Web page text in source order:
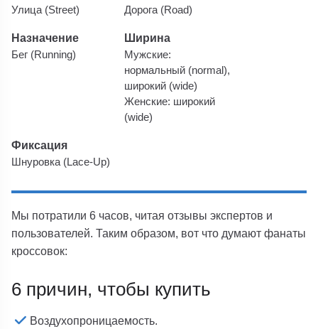
Улица (Street) Дорога (Road)
Назначение
Бег (Running)
Ширина
Мужские:
нормальный (normal),
широкий (wide)
Женские: широкий
(wide)
Фиксация
Шнуровка (Lace-Up)
Мы потратили 6 часов, читая отзывы экспертов и
пользователей. Таким образом, вот что думают фанаты
кроссовок:
6 причин, чтобы купить
Воздухопроницаемость.